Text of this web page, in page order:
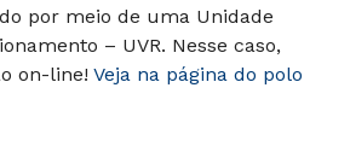
por meio de uma Unidade
– UVR. Nesse caso,
on-line! Veja na página do polo